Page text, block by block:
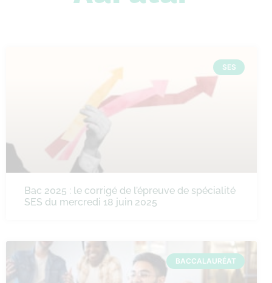
SES
Bac 2025 : le corrigé de l’épreuve de spécialité
SES du mercredi 18 juin 2025
BACCALAURÉAT